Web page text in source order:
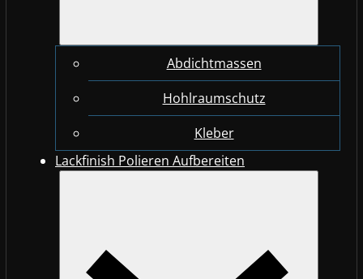
Abdichtmassen
Hohlraumschutz
Kleber
Lackfinish Polieren Aufbereiten